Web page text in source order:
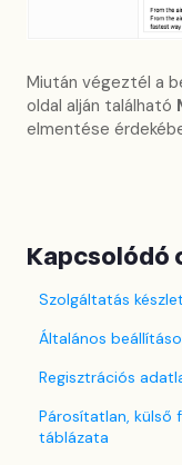
Miután végeztél a
oldal alján található
elmentése
Kapcsolódó
Szolgáltatás
Általános
Regisztrációs
Párosítatlan, külső
táblázata